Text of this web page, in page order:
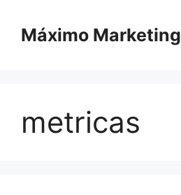
contenido
Máximo Marketing
metricas